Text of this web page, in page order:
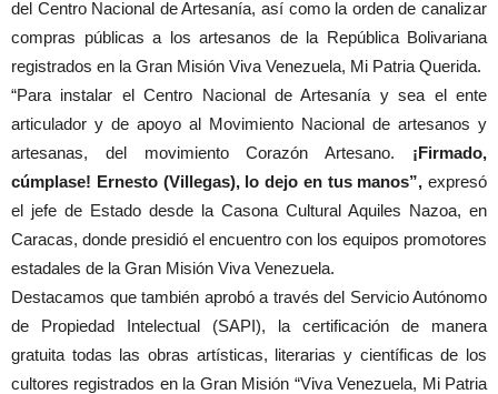
del Centro Nacional de Artesanía, así como la orden de canalizar
compras públicas a los artesanos de la República Bolivariana
registrados en la Gran Misión Viva Venezuela, Mi Patria Querida.
“Para instalar el Centro Nacional de Artesanía y sea el ente
articulador y de apoyo al Movimiento Nacional de artesanos y
artesanas, del movimiento Corazón Artesano. ¡Firmado,
cúmplase! Ernesto (Villegas), lo dejo en tus manos”, expresó
el jefe de Estado desde la Casona Cultural Aquiles Nazoa, en
Caracas, donde presidió el encuentro con los equipos promotores
estadales de la Gran Misión Viva Venezuela.
Destacamos que también aprobó a través del Servicio Autónomo
de Propiedad Intelectual (SAPI), la certificación de manera
gratuita todas las obras artísticas, literarias y científicas de los
cultores registrados en la Gran Misión “Viva Venezuela, Mi Patria